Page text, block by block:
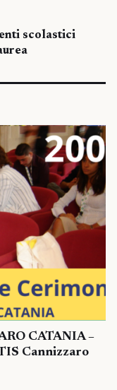
scolastici
CATANIA –
Cannizzaro